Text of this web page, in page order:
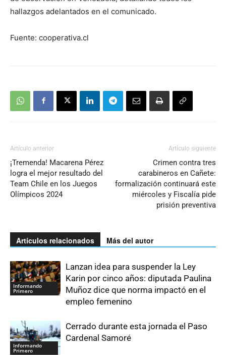
hallazgos adelantados en el comunicado.
Fuente: cooperativa.cl
Artículo anterior
¡Tremenda! Macarena Pérez
logra el mejor resultado del
Team Chile en los Juegos
Olímpicos 2024
Artículo siguiente
Crimen contra tres
carabineros en Cañete:
formalización continuará este
miércoles y Fiscalía pide
prisión preventiva
Artículos relacionados Más del autor
Informando
Primero
Lanzan idea para suspender la Ley
Karin por cinco años: diputada Paulina
Muñoz dice que norma impactó en el
empleo femenino
Informando
Primero
Cerrado durante esta jornada el Paso
Cardenal Samoré